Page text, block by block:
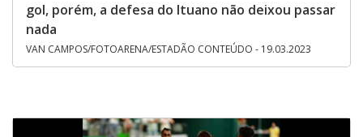
gol, porém, a defesa do Ituano não deixou passar
nada
VAN CAMPOS/FOTOARENA/ESTADÃO CONTEÚDO - 19.03.2023